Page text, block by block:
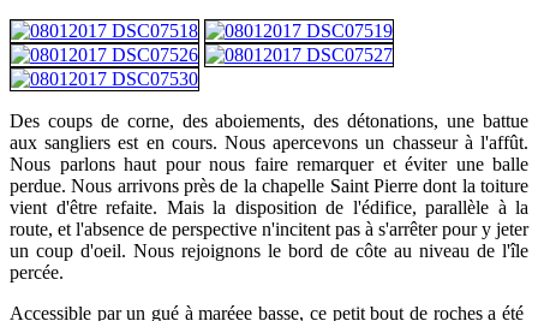
Des coups de corne, des aboiements, des détonations, une battue
aux sangliers est en cours. Nous apercevons un chasseur à l'affût.
Nous parlons haut pour nous faire remarquer et éviter une balle
perdue. Nous arrivons près de la chapelle Saint Pierre dont la toiture
vient d'être refaite. Mais la disposition de l'édifice, parallèle à la
route, et l'absence de perspective n'incitent pas à s'arrêter pour y jeter
un coup d'oeil. Nous rejoignons le bord de côte au niveau de l'île
percée.
Accessible par un gué à maréee basse, ce petit bout de roches a été